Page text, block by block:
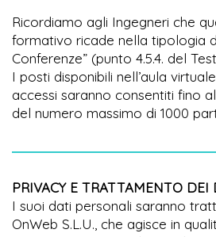
Ricordiamo agli Ingegneri che
formativo ricade nella tipologia
Conferenze” (punto 4.5.4. del
I posti disponibili nell’aula
accessi saranno consentiti fino
del numero massimo di 1000
PRIVACY E TRATTAMENTO DEI
I suoi dati personali saranno
OnWeb S.L.U., che agisce in